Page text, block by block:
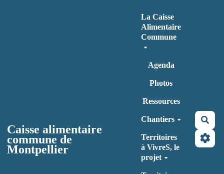
Caisse alimentaire
commune de
Montpellier
La Caisse
Alimentaire
Commune
Agenda
Photos
Ressources
Chantiers
Territoires
à VivreS, le
projet